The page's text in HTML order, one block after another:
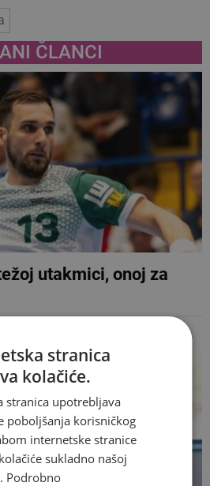
ČLANCI
utakmici, onoj za
stranica
kolačiće.
stranica upotrebljava
poboljšanja korisničkog
internetske stranice
sukladno našoj
Podrobno